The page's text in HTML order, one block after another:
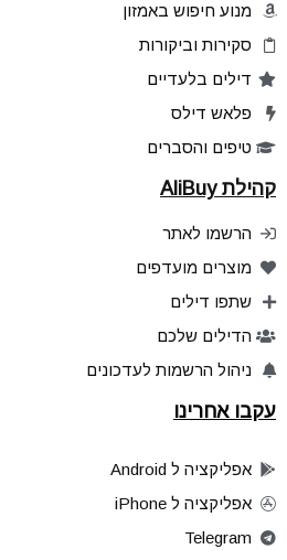
מנוע חיפוש באמזון
סקירות וביקורות
דילים בלעדיים
פלאש דילס
טיפים והסברים
קהילת AliBuy
הרשמו לאתר
מוצרים מועדפים
שתפו דילים
הדילים שלכם
ניהול הרשמות לעדכונים
עקבו אחרינו
אפליקציה ל Android
אפליקציה ל iPhone
Telegram